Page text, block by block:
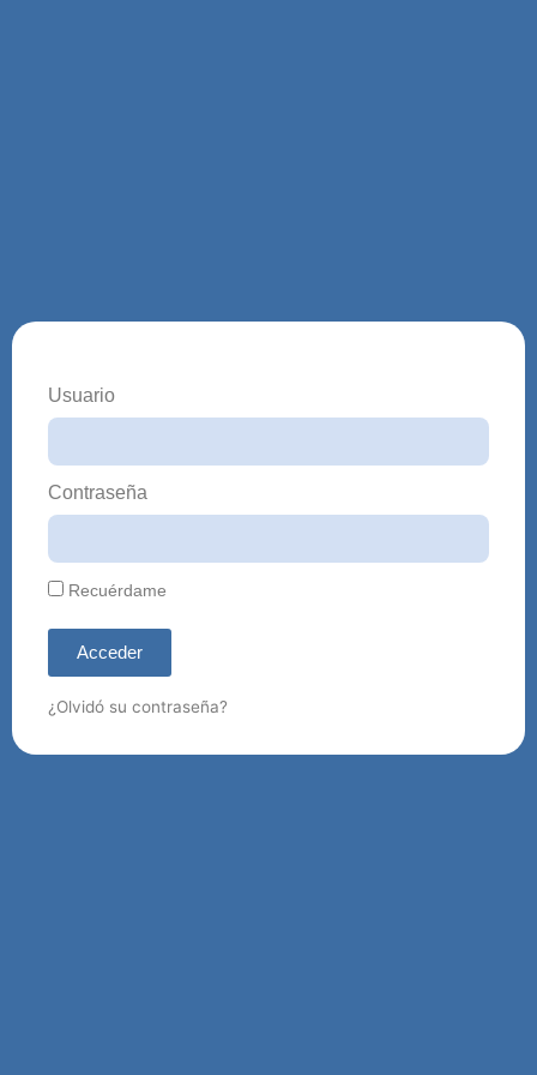
Usuario
Contraseña
Recuérdame
Acceder
¿Olvidó su contraseña?